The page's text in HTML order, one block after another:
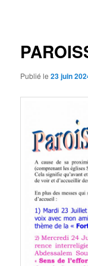
Publié le23 juin